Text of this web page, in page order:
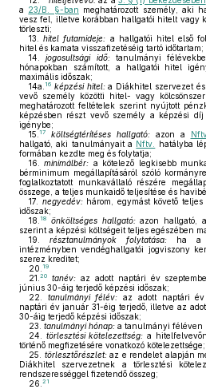
a 23/B. §-ban meghatározott személy, aki
vesz fel, illetve korábban hallgatói hitelt vagy
törleszti;
13.
hitel futamideje: a hallgatói hitel első
hitel és kamata visszafizetéséig tartó időtartam;
14.
jogosultsági idő:tanulmányi
hónapokban számított, a hallgatói hitel
maximális időszak;
14a. 16 képzési hitel:a Diákhitel szervezet
vevő személy közötti hitel- vagy
meghatározott feltételek szerint nyújtott
képzésben részt vevő személy a képzési
igénybe;
15. 17 költségtérítéses hallgató:azon a
hallgató, aki tanulmányait a Nftv.
hatályba
formában kezdte meg és folytatja;
16.
minimálbér: a kötelező legkisebb
bérminimum megállapításáról szóló
foglalkoztatott munkavállaló részére
összege, a teljes munkaidő teljesítése és
17.
negyedév:három, egymást követő
időszak;
18. 18 önköltséges hallgató:azon hallgató,
szerint a képzési költségeit teljes egészében
19.
résztanulmányok folytatása: ha a
intézményben vendéghallgatói jogviszony
szerez kreditet;
20. 19
21. 20 tanév:az adott naptári év
június 30-áig terjedő képzési időszak;
22.
tanulmányi félév: az adott naptári év
naptári év január 31-éig terjedő, illetve az
30-áig terjedő képzési időszak;
23. tanulmányi hónap: a tanulmányi féléven
24.
törlesztési kötelezettség: a
történő megfizetésére vonatkozó kötelezettsége;
25.
törlesztőrészlet:az e rendelet alapján
Diákhitel szervezetnek a törlesztési
rendszerességgel fizetendő összeg;
26. 21